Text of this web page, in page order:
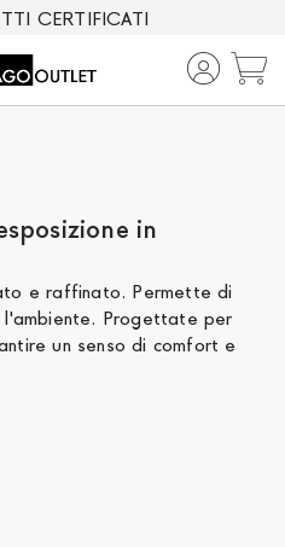
CERTIFICATI
in
e raffinato. Permette di
Progettate per
un senso di comfort e